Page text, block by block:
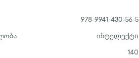
978-9941-430-56-5
ინტელექტი
140